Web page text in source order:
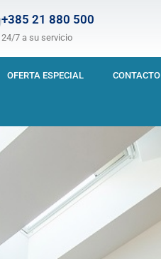
+385 21 880 500
24/7 a su servicio
OFERTA ESPECIAL CONTACTO